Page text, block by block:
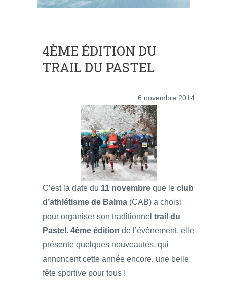
4ÈME ÉDITION DU
TRAIL DU PASTEL
6 novembre 2014
C’est la date du 11 novembre que le club
d’athlétisme de Balma (CAB) a choisi
pour organiser son traditionnel trail du
Pastel . 4ème édition de l’évènement, elle
présente quelques nouveautés, qui
annoncent cette année encore, une belle
fête sportive pour tous !